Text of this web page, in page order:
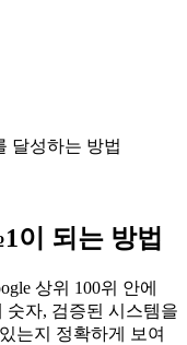
달성하는 방법
이 되는 방법
상위 100위 안에
숫자, 검증된 시스템을
는지 정확하게 보여